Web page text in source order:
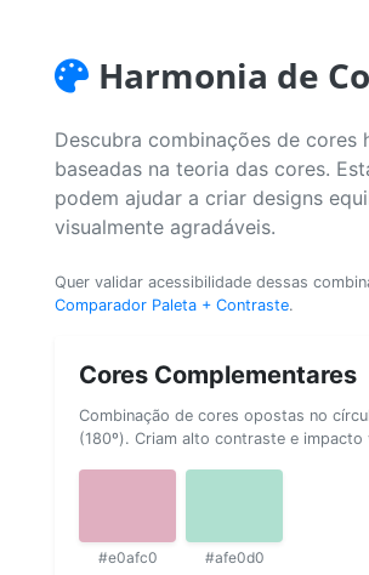
Harmonia de
Descubra combinações de cores
baseadas na teoria das cores.
podem ajudar a criar designs
visualmente agradáveis.
Quer validar acessibilidade dessas
Comparador Paleta + Contraste.
Cores Complementares
Combinação de cores opostas no
(180º). Criam alto contraste e impacto
#e0afc0 #afe0d0